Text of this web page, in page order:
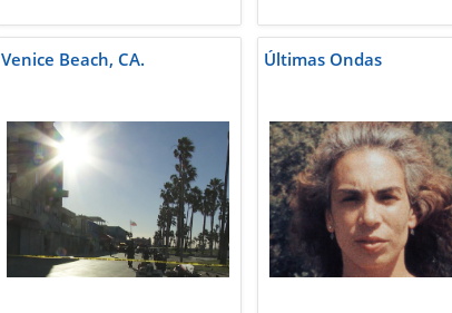
Venice Beach, CA. Últimas Ondas